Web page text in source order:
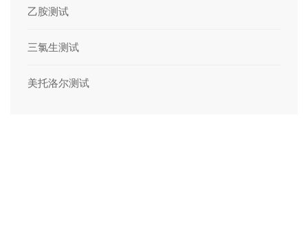
乙胺测试
三氯生测试
美托洛尔测试